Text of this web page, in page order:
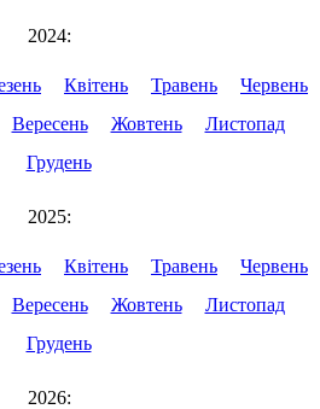
2024:
Квітень Травень
Червень
Вересень Жовтень
Листопад
Грудень
2025:
Квітень Травень
Червень
Вересень Жовтень
Листопад
Грудень
2026: